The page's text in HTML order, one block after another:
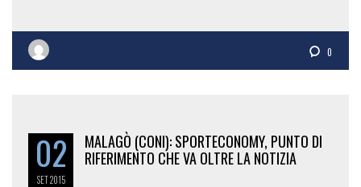
0
02
SET2015
MALAGÒ (CONI): SPORTECONOMY, PUNTO DI
RIFERIMENTO CHE VA OLTRE LA NOTIZIA